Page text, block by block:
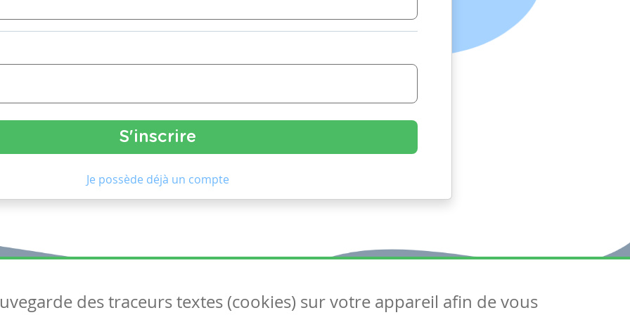
Je possède déjà un compte
Articles Suivez-nous
des traceurs textes (cookies) sur votre appareil afin de vous